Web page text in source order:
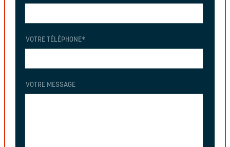
VOTRE TÉLÉPHONE*
VOTRE MESSAGE